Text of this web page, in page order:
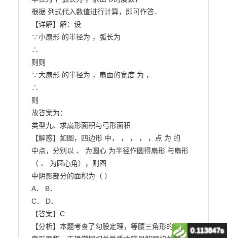
0.113847s